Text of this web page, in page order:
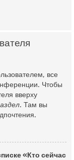
все
Чтобы
вверху
. Там вы
«Кто сейчас